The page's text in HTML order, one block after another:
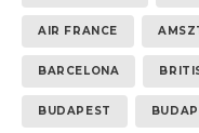
AIR FRANCE
BARCELONA
BUDAPEST